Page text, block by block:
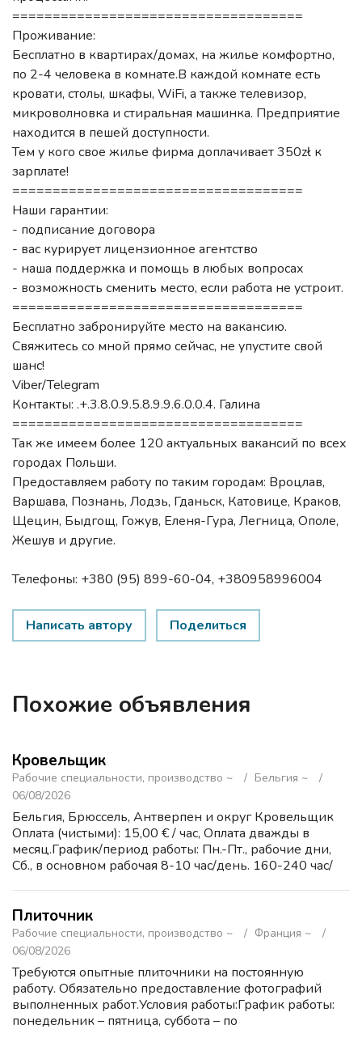
====================================
Проживание:
Бесплатно в квартирах/домах, на жилье комфортно,
по 2-4 человека в комнате.В каждой комнате есть
кровати, столы, шкафы, WiFi, а также телевизор,
микроволновка и стиральная машинка. Предприятие
находится в пешей доступности.
Тем у кого свое жилье фирма доплачивает 350zł к
зарплате!
====================================
Наши гарантии:
- подписание договора
- вас курирует лицензионное агентство
- наша поддержка и помощь в любых вопросах
- возможность сменить место, если работа не устроит.
====================================
Бесплатно забронируйте место на вакансию.
Свяжитесь со мной прямо сейчас, не упустите свой
шанс!
Viber/Telegram
Контакты: .+.3.8.0.9.5.8.9.9.6.0.0.4. Галина
====================================
Так же имеем более 120 актуальных вакансий по всех
городах Польши.
Предоставляем работу по таким городам: Вроцлав,
Варшава, Познань, Лодзь, Гданьск, Катовице, Краков,
Щецин, Быдгощ, Гожув, Еленя-Гура, Легница, Ополе,
Жешув и другие.
Телефоны: +380 (95) 899-60-04, +380958996004
Написать автору Поделиться
Похожие объявления
Кровельщик
Рабочие специальности, производство ~
Бельгия ~
06/08/2026
Бельгия, Брюссель, Антверпен и округ Кровельщик
Оплата (чистыми): 15,00 € / час, Оплата дважды в
месяц.График/период работы: Пн.-Пт., рабочие дни,
Сб., в основном рабочая 8-10 час/день. 160-240 час/
Плиточник
Рабочие специальности, производство ~
Франция ~
06/08/2026
Требуются опытные плиточники на постоянную
работу. Обязательно предоставление фотографий
выполненных работ.Условия работы:График работы:
понедельник – пятница, суббота – по